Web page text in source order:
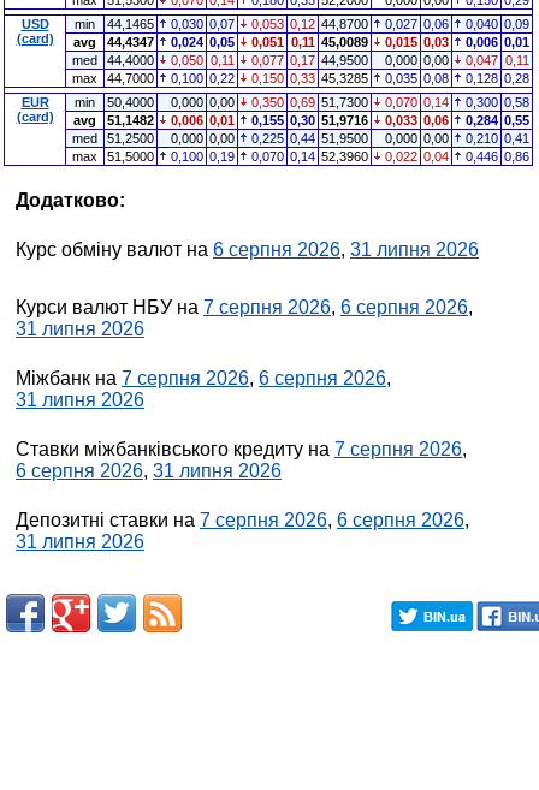
USD
(card)
min 44,1465 0,030 0,07 0,053 0,12 44,8700 0,027 0,06 0,040 0,09
avg
44,4347 0,024 0,05 0,051 0,11 45,0089 0,015 0,03 0,006 0,01
med
44,4000 0,050 0,11 0,077 0,17 44,9500 0,000 0,00 0,047 0,11
max
44,7000 0,100 0,22 0,150 0,33 45,3285 0,035 0,08 0,128 0,28
EUR
(card)
min 50,4000 0,000 0,00 0,350 0,69 51,7300 0,070 0,14 0,300 0,58
avg
51,1482 0,006 0,01 0,155 0,30 51,9716 0,033 0,06 0,284 0,55
med
51,2500 0,000 0,00 0,225 0,44 51,9500 0,000 0,00 0,210 0,41
max
51,5000 0,100 0,19 0,070 0,14 52,3960 0,022 0,04 0,446 0,86
Додатково:
Курс обміну валют на 6 серпня 2026, 31 липня 2026
Курси валют НБУ на 7 серпня 2026, 6 серпня 2026,
31 липня 2026
Міжбанк на 7 серпня 2026, 6 серпня 2026,
31 липня 2026
Ставки міжбанківського кредиту на 7 серпня 2026,
6 серпня 2026, 31 липня 2026
Депозитні ставки на 7 серпня 2026, 6 серпня 2026,
31 липня 2026